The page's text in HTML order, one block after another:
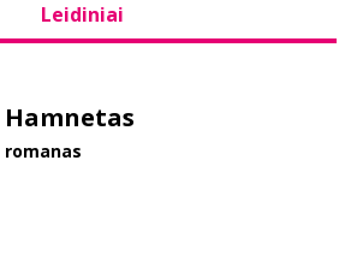
Leidiniai
Hamnetas
romanas